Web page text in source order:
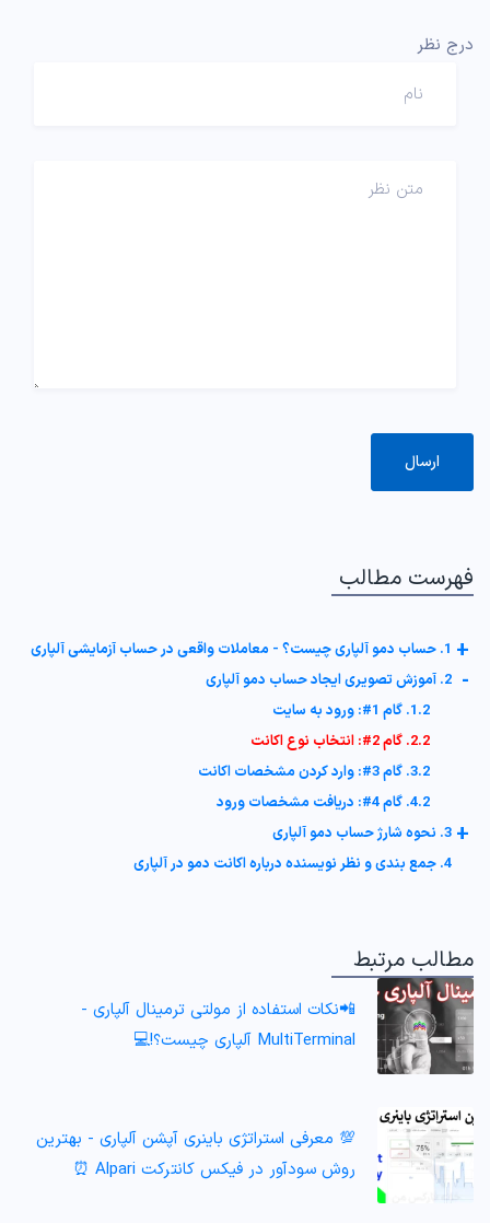
درج نظر
فهرست مطالب
1. حساب دمو آلپاری چیست؟ - معاملات واقعی در حساب آزمایشی آلپاری +
2. آموزش تصویری ایجاد حساب دمو آلپاری -
1.2. گام 1#: ورود به سایت
2.2. گام 2#: انتخاب نوع اکانت
3.2. گام 3#: وارد کردن مشخصات اکانت
4.2. گام 4#: دریافت مشخصات ورود
3. نحوه شارژ حساب دمو آلپاری +
4. جمع بندی و نظر نویسنده درباره اکانت دمو در آلپاری
مطالب مرتبط
📲نکات استفاده از مولتی ترمینال آلپاری -
MultiTerminal آلپاری چیست؟!💻
💯 معرفی استراتژی باینری آپشن آلپاری - بهترین
روش سودآور در فیکس کانترکت Alpari ⏰